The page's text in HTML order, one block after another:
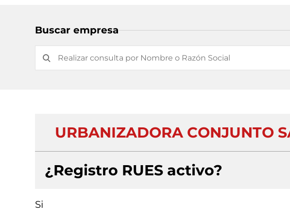
Buscar empresa
URBANIZADORA CONJUNTO
¿Registro RUES activo?
Si